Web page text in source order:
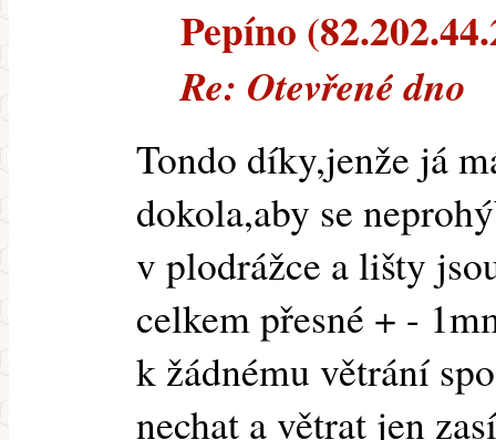
Pepíno
Re: Otevřené dno
Tondo díky,jenže já
dokola,aby se
v plodrážce a lišty
celkem přesné + -
k žádnému větrání
nechat a větrat jen